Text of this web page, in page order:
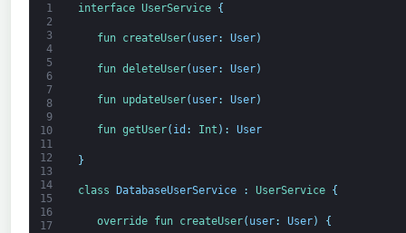
1
2
3
4
5
6
7
8
9
10
11
12
13
14
15
16
17
interface UserService {
fun createUser( user: User)
fun deleteUser( user: User)
fun updateUser( user: User)
fun getUser( id : Int ) : User
}
class DatabaseUserService : UserService {
override fun createUser( user: User) {